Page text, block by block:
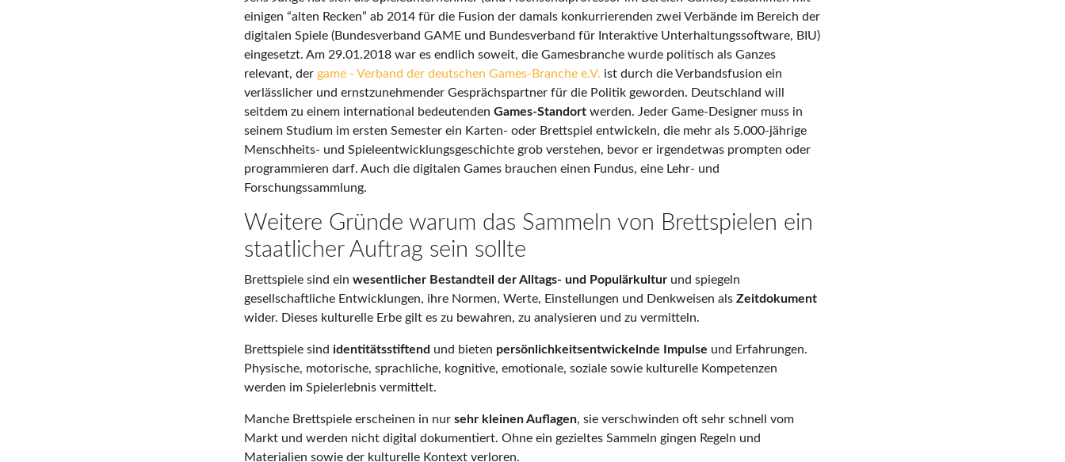
einigen “alten Recken” ab 2014 für die Fusion der damals konkurrierenden zwei Verbände im Bereich der
digitalen Spiele (Bundesverband GAME und Bundesverband für Interaktive Unterhaltungssoftware, BIU)
eingesetzt. Am 29.01.2018 war es endlich soweit, die Gamesbranche wurde politisch als Ganzes
relevant, der game - Verband der deutschen Games-Branche e.V. ist durch die Verbandsfusion ein
verlässlicher und ernstzunehmender Gesprächspartner für die Politik geworden. Deutschland will
seitdem zu einem international bedeutenden Games-Standort werden. Jeder Game-Designer muss in
seinem Studium im ersten Semester ein Karten- oder Brettspiel entwickeln, die mehr als 5.000-jährige
Menschheits- und Spieleentwicklungsgeschichte grob verstehen, bevor er irgendetwas prompten oder
programmieren darf. Auch die digitalen Games brauchen einen Fundus, eine Lehr- und
Forschungssammlung.
Weitere Gründe warum das Sammeln von Brettspielen ein
staatlicher Auftrag sein sollte
Brettspiele sind ein wesentlicher Bestandteil der Alltags- und Populärkultur und spiegeln
gesellschaftliche Entwicklungen, ihre Normen, Werte, Einstellungen und Denkweisen als Zeitdokument
wider. Dieses kulturelle Erbe gilt es zu bewahren, zu analysieren und zu vermitteln.
Brettspiele sind identitätsstiftend und bieten persönlichkeitsentwickelnde Impulse und Erfahrungen.
Physische, motorische, sprachliche, kognitive, emotionale, soziale sowie kulturelle Kompetenzen
werden im Spielerlebnis vermittelt.
Manche Brettspiele erscheinen in nur sehr kleinen Auflagen, sie verschwinden oft sehr schnell vom
Markt und werden nicht digital dokumentiert. Ohne ein gezieltes Sammeln gingen Regeln und
Materialien sowie der kulturelle Kontext verloren.